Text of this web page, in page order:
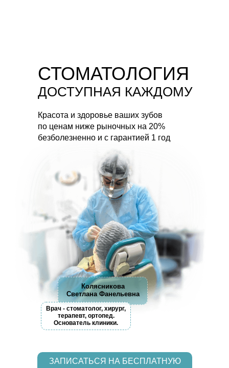
СТОМАТОЛОГИЯ
ДОСТУПНАЯ КАЖДОМУ
Красота и здоровье ваших зубов
по ценам ниже рыночных на 20%
безболезненно и с гарантией 1 год
ЗАПИСАТЬСЯ НА БЕСПЛАТНУЮ
Колясникова
Светлана Фанельевна
Врач - стоматолог, хирург,
терапевт, ортопед.
Основатель клиники.